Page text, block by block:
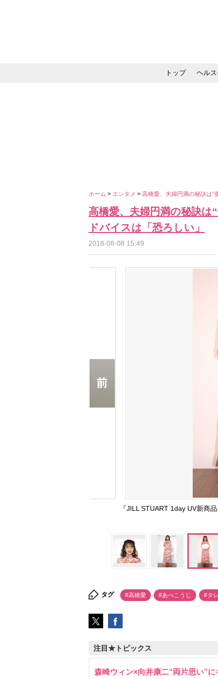
トップ ヘル
ホーム > エンタメ > 高橋愛、夫婦円満の秘訣は
高橋愛、夫婦円満の秘訣
ドバイスは「恐ろしい」
2018-08-08 15:49
『JILL STUART 1day UV新商
タグ #高橋愛 #あべこうじ #タ
注目★トピックス
森崎ウィン×向井康二“両片思い”